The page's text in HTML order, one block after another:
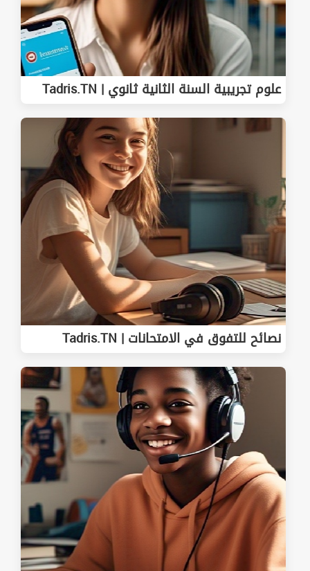
علوم تجريبية السنة الثانية ثانوي | Tadris.TN
نصائح للتفوق في الامتحانات | Tadris.TN